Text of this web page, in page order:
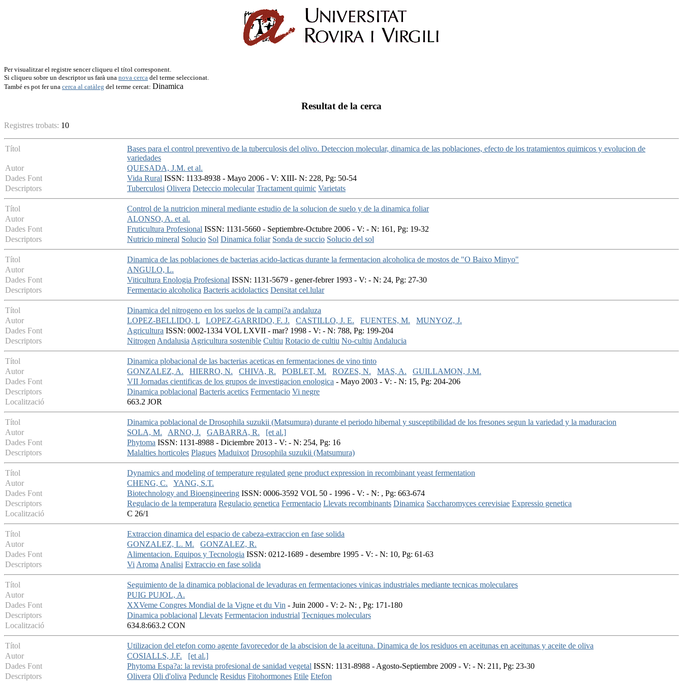
Per visualitzar el registre sencer cliqueu el títol corresponent.
Si cliqueu sobre un descriptor us farà una nova cerca del terme seleccionat.
També es pot fer una cerca al catàleg del terme cercat: Dinamica
Resultat de la cerca
Registres trobats: 10
Títol
Bases para el control preventivo de la tuberculosis del olivo. Deteccion molecular, dinamica de las poblaciones, efecto de los tratamientos quimicos y evolucion de
variedades
Autor
QUESADA, J.M. et al.
Dades Font
Vida Rural ISSN: 1133-8938 - Mayo 2006 - V: XIII- N: 228, Pg: 50-54
Descriptors
Tuberculosi Olivera Deteccio molecular Tractament quimic Varietats
Títol
Control de la nutricion mineral mediante estudio de la solucion de suelo y de la dinamica foliar
Autor
ALONSO, A. et al.
Dades Font
Fruticultura Profesional ISSN: 1131-5660 - Septiembre-Octubre 2006 - V: - N: 161, Pg: 19-32
Descriptors
Nutricio mineral Solucio Sol Dinamica foliar Sonda de succio Solucio del sol
Títol
Dinamica de las poblaciones de bacterias acido-lacticas durante la fermentacion alcoholica de mostos de "O Baixo Minyo"
Autor
ANGULO, L.
Dades Font
Viticultura Enologia Profesional ISSN: 1131-5679 - gener-febrer 1993 - V: - N: 24, Pg: 27-30
Descriptors
Fermentacio alcoholica Bacteris acidolactics Densitat cel.lular
Títol
Dinamica del nitrogeno en los suelos de la campi?a andaluza
Autor
LOPEZ-BELLIDO, L LOPEZ-GARRIDO, F. J. CASTILLO, J. E. FUENTES, M.
MUNYOZ, J.
Dades Font
Agricultura ISSN: 0002-1334 VOL LXVII - mar? 1998 - V: - N: 788, Pg: 199-204
Descriptors
NitrogenAndalusiaAgricultura sostenible Cultiu Rotacio de cultiu No-cultiuAndalucia
Títol
Dinamica plobacional de las bacterias aceticas en fermentaciones de vino tinto
Autor
GONZALEZ, A. HIERRO, N. CHIVA, R. POBLET, M. ROZES, N. MAS, A.
GUILLAMON, J.M.
Dades Font
VII Jornadas cientificas de los grupos de investigacion enologica - Mayo 2003 - V: - N: 15, Pg: 204-206
Descriptors
Dinamica poblacional Bacteris acetics Fermentacio Vi negre
Localització
663.2 JOR
Títol
Dinamica poblacional de Drosophila suzukii (Matsumura) durante el periodo hibernal y susceptibilidad de los fresones segun la variedad y la maduracion
Autor
SOLA, M. ARNO, J. GABARRA, R.
[et al.]
Dades Font
Phytoma ISSN: 1131-8988 - Diciembre 2013 - V: - N: 254, Pg: 16
Descriptors
Malalties horticoles Plagues Maduixot Drosophila suzukii (Matsumura)
Títol
Dynamics and modeling of temperature regulated gene product expression in recombinant yeast fermentation
Autor
CHENG, C.
YANG, S.T.
Dades Font
Biotechnology and Bioengineering ISSN: 0006-3592 VOL 50 - 1996 - V: - N: , Pg: 663-674
Descriptors
Regulacio de la temperatura Regulacio genetica Fermentacio Llevats recombinants Dinamica Saccharomyces cerevisiae Expressio genetica
Localització
C 26/1
Títol
Extraccion dinamica del espacio de cabeza-extraccion en fase solida
Autor
GONZALEZ, L. M.
GONZALEZ, R.
Dades Font
Alimentacion. Equipos y Tecnologia ISSN: 0212-1689 - desembre 1995 - V: - N: 10, Pg: 61-63
Descriptors
ViAromaAnalisi Extraccio en fase solida
Títol
Seguimiento de la dinamica poblacional de levaduras en fermentaciones vinicas industriales mediante tecnicas moleculares
Autor
PUIG PUJOL, A.
Dades Font
XXVeme Congres Mondial de la Vigne et du Vin - Juin 2000 - V: 2- N: , Pg: 171-180
Descriptors
Dinamica poblacional Llevats Fermentacion industrial Tecniques moleculars
Localització
634.8:663.2 CON
Títol
Utilizacion del etefon como agente favorecedor de la abscision de la aceituna. Dinamica de los residuos en aceitunas en aceitunas y aceite de oliva
Autor
COSIALLS, J.F.
[et al.]
Dades Font
Phytoma Espa?a: la revista profesional de sanidad vegetal ISSN: 1131-8988 - Agosto-Septiembre 2009 - V: - N: 211, Pg: 23-30
Descriptors
Olivera Oli d'oliva Peduncle Residus Fitohormones Etile Etefon